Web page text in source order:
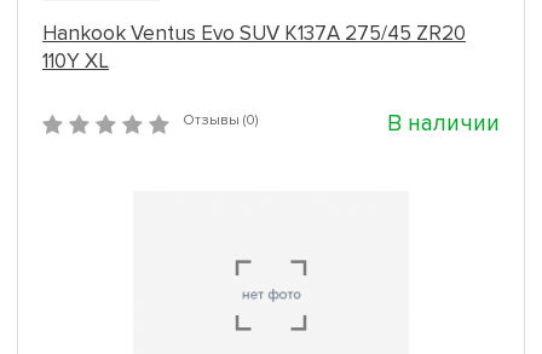
Hankook Ventus Evo SUV K137A 275/45 ZR20
110Y XL
Отзывы (0) В наличии